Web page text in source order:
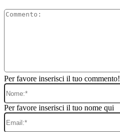
Per favore inserisci il tuo commento!
Per favore inserisci il tuo nome qui